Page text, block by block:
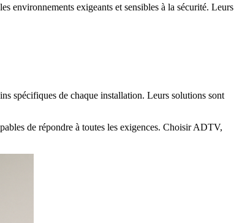
environnements exigeants et sensibles à la sécurité. Leurs
spécifiques de chaque installation. Leurs solutions sont
de répondre à toutes les exigences. Choisir ADTV,